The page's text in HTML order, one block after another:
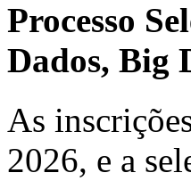
Processo
Dados, Big
As
2026, e a